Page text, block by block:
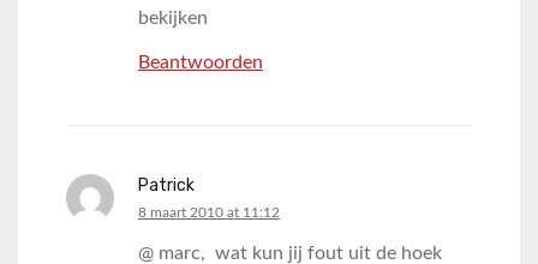
bekijken
Beantwoorden
Patrick
says:
8 maart 2010 at 11:12
@ marc, wat kun jij fout uit de hoek